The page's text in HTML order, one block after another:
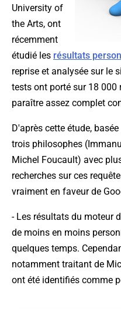
University of
the Arts, ont
récemment
étudié les résultats
reprise et analysée sur le
tests ont porté sur 18 000
paraître assez complet
D'après cette étude,
trois philosophes
Michel Foucault) avec
recherches sur ces
vraiment en faveur de
- Les résultats du moteur
de moins en moins
quelques temps.
notamment traitant de
ont été identifiés comme